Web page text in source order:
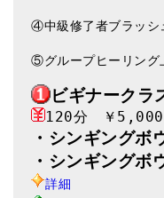
④中級修了者ブラッシ
⑤グループヒーリング
ビギナークラ
・シンギングボ
・シンギングボ
詳細